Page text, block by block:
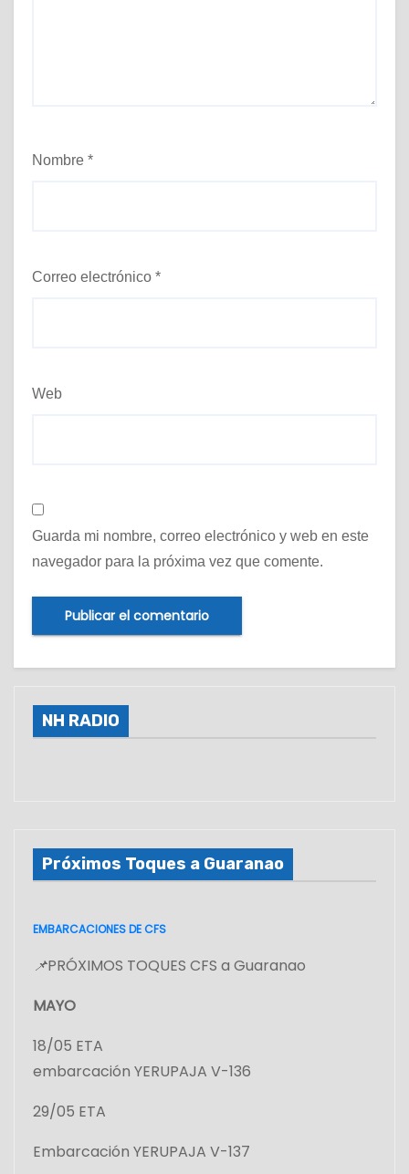
Nombre *
Correo electrónico *
Web
Guarda mi nombre, correo electrónico y web en este
navegador para la próxima vez que comente.
NH RADIO
Próximos Toques a Guaranao
EMBARCACIONES DE CFS
📌PRÓXIMOS TOQUES CFS a Guaranao
MAYO
18/05 ETA
embarcación YERUPAJA V-136
29/05 ETA
Embarcación YERUPAJA V-137